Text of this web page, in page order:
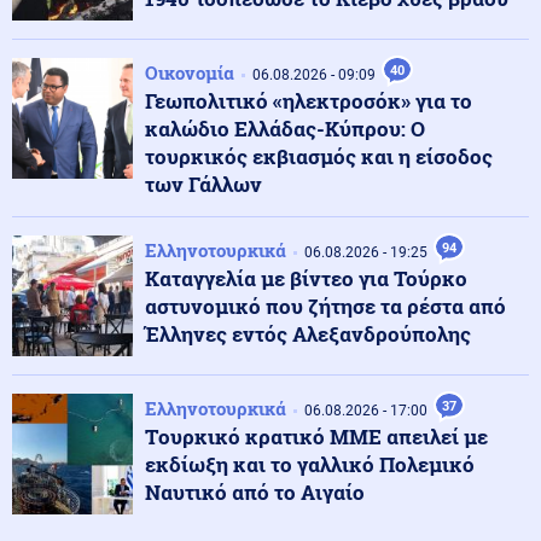
Κόσμος 06.08.2026 - 23:14
Επιβεβαιώνεται η ανοδική τάση της AfD στη Γερμανία:
Στο 28% ανέβηκε, βυθίζεται η δημοτικότητα του Μερτς
Κόσμος 06.08.2026 - 23:07
Ξεκινά δελτίο νερού στο Πουέρτο Ρίκο λόγω της
ξηρασίας
Κοινωνία 06.08.2026 - 23:06
Διατάχθηκε ΕΔΕ για τους αστυνομικούς που
εμπλέκονται στην υπόθεση της 75χρονης στα Χανιά
Κόσμος 06.08.2026 - 23:04
Τουρκία: Σχέδιο διάσωσης για δύο ιστορικά ορθόδοξα
μοναστήρια της Τραπεζούντας
Οικονομία 06.08.2026 - 09:09 40
Γεωπολιτικό «ηλεκτροσόκ» για το
καλώδιο Ελλάδας-Κύπρου: Ο
τουρκικός εκβιασμός και η είσοδος
των Γάλλων
Ελληνοτουρκικά 06.08.2026 - 19:25 94
Καταγγελία με βίντεο για Τούρκο
αστυνομικό που ζήτησε τα ρέστα από
Έλληνες εντός Αλεξανδρούπολης
Ελληνοτουρκικά 06.08.2026 - 17:00 37
Tουρκικό κρατικό ΜΜΕ απειλεί με
εκδίωξη και το γαλλικό Πολεμικό
Ναυτικό από το Αιγαίο